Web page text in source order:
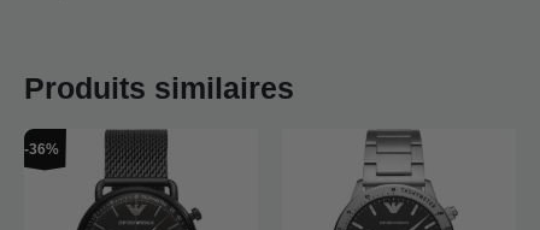
Produits similaires
-36%
prix
initial
était :
€419,00.
Le
prix
actuel
est :
€269,00.